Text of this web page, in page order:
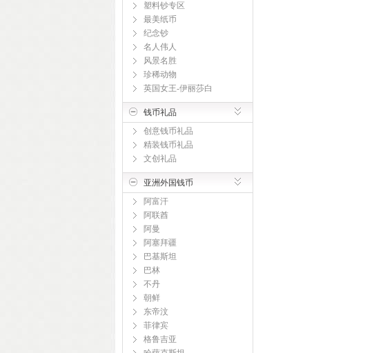
塑料钞专区
最美纸币
纪念钞
名人伟人
风景名胜
珍稀动物
英国女王-伊丽莎白
钱币礼品
创意钱币礼品
精装钱币礼品
文创礼品
亚洲外国钱币
阿富汗
阿联酋
阿曼
阿塞拜疆
巴基斯坦
巴林
不丹
朝鲜
东帝汶
菲律宾
格鲁吉亚